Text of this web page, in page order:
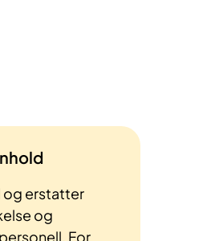
og erstatter
og
For